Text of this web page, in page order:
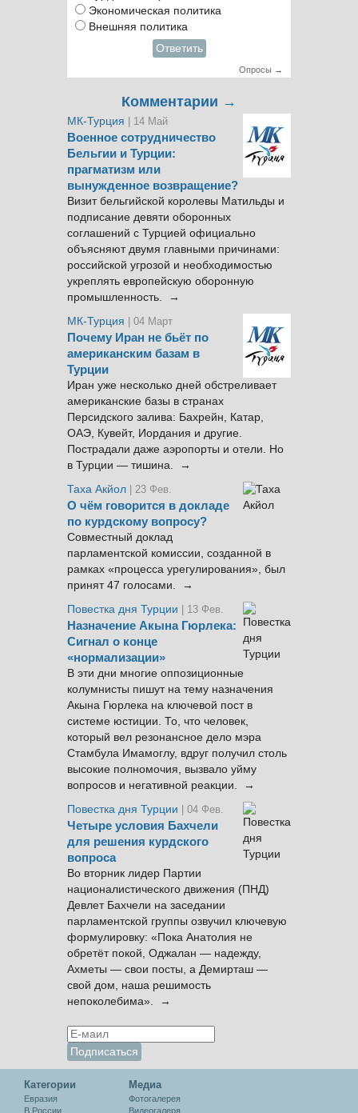
Экономическая политика
Внешняя политика
Ответить
Опросы →
Комментарии →
МК-Турция | 14 Май
Военное сотрудничество
Бельгии и Турции:
прагматизм или
вынужденное возвращение?
Визит бельгийской королевы Матильды и
подписание девяти оборонных
соглашений с Турцией официально
объясняют двумя главными причинами:
российской угрозой и необходимостью
укреплять европейскую оборонную
промышленность. →
МК-Турция
| 04 Март
Почему Иран не бьёт по
американским базам в
Турции
Иран уже несколько дней обстреливает
американские базы в странах
Персидского залива: Бахрейн, Катар,
ОАЭ, Кувейт, Иордания и другие.
Пострадали даже аэропорты и отели. Но
в Турции — тишина. →
Таха Акйол | 23 Фев.
О чём говорится в докладе
по курдскому вопросу?
Совместный доклад
парламентской комиссии, созданной в
рамках «процесса урегулирования», был
принят 47 голосами. →
Повестка дня Турции
| 13 Фев.
Назначение Акына Гюрлека:
Сигнал о конце
«нормализации»
В эти дни многие оппозиционные
колумнисты пишут на тему назначения
Акына Гюрлека на ключевой пост в
системе юстиции. То, что человек,
который вел резонансное дело мэра
Стамбула Имамоглу, вдруг получил столь
высокие полномочия, вызвало уйму
вопросов и негативной реакции. →
Повестка дня Турции
| 04 Фев.
Четыре условия Бахчели
для решения курдского
вопроса
Во вторник лидер Партии
националистического движения (ПНД)
Девлет Бахчели на заседании
парламентской группы озвучил ключевую
формулировку: «Пока Анатолия не
обретёт покой, Оджалан — надежду,
Ахметы — свои посты, а Демирташ —
свой дом, наша решимость
непоколебима». →
Категории
Евразия
В России
Медиа
Фотогалерея
Видеогалеря